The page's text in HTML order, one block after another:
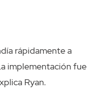
rápidamente a
implementación fue
Ryan.